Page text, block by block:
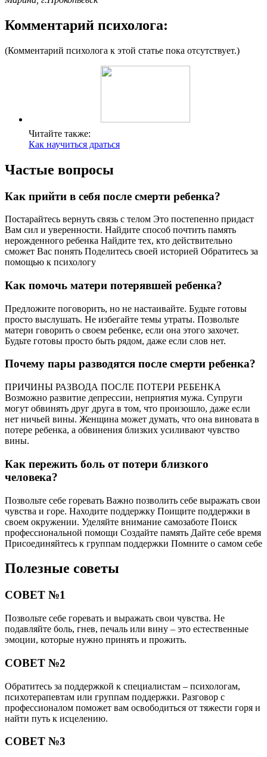
Комментарий психолога:
(Комментарий психолога к этой статье пока отсутствует.)
Читайте также:
Как научиться драться
Частые вопросы
Как прийти в себя после смерти ребенка?
Постарайтесь вернуть связь с телом Это постепенно придаст
Вам сил и уверенности. Найдите способ почтить память
нерожденного ребенка Найдите тех, кто действительно
сможет Вас понять Поделитесь своей историей Обратитесь за
помощью к психологу
Как помочь матери потерявшей ребенка?
Предложите поговорить, но не настаивайте. Будьте готовы
просто выслушать. Не избегайте темы утраты. Позвольте
матери говорить о своем ребенке, если она этого захочет.
Будьте готовы просто быть рядом, даже если слов нет.
Почему пары разводятся после смерти ребенка?
ПРИЧИНЫ РАЗВОДА ПОСЛЕ ПОТЕРИ РЕБЕНКА
Возможно развитие депрессии, неприятия мужа. Супруги
могут обвинять друг друга в том, что произошло, даже если
нет ничьей вины. Женщина может думать, что она виновата в
потере ребенка, а обвинения близких усиливают чувство
вины.
Как пережить боль от потери близкого
человека?
Позвольте себе горевать Важно позволить себе выражать свои
чувства и горе. Находите поддержку Поищите поддержки в
своем окружении. Уделяйте внимание самозаботе Поиск
профессиональной помощи Создайте память Дайте себе время
Присоединяйтесь к группам поддержки Помните о самом себе
Полезные советы
СОВЕТ №1
Позвольте себе горевать и выражать свои чувства. Не
подавляйте боль, гнев, печаль или вину – это естественные
эмоции, которые нужно принять и прожить.
СОВЕТ №2
Обратитесь за поддержкой к специалистам – психологам,
психотерапевтам или группам поддержки. Разговор с
профессионалом поможет вам освободиться от тяжести горя и
найти путь к исцелению.
СОВЕТ №3